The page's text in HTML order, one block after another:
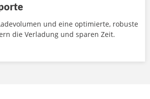
und eine optimierte, robuste
die Verladung und sparen Zeit.